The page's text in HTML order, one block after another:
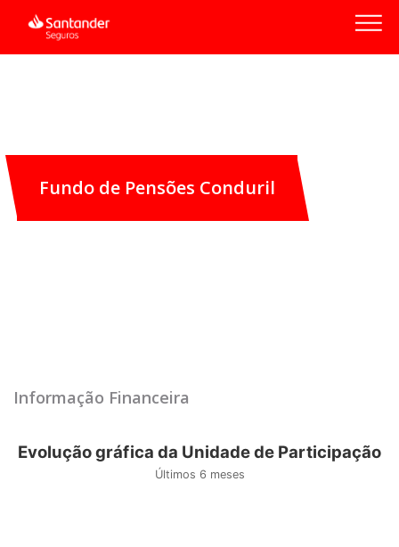
Fundo de Pensões Conduril
Informação Financeira
Evolução gráfica da Unidade de Participação
Últimos 6 meses